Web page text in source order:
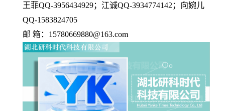
王菲QQ-3956434929；江诚QQ-3934774142；向婉儿
QQ-1583824705
邮 箱：15780669880@163.com